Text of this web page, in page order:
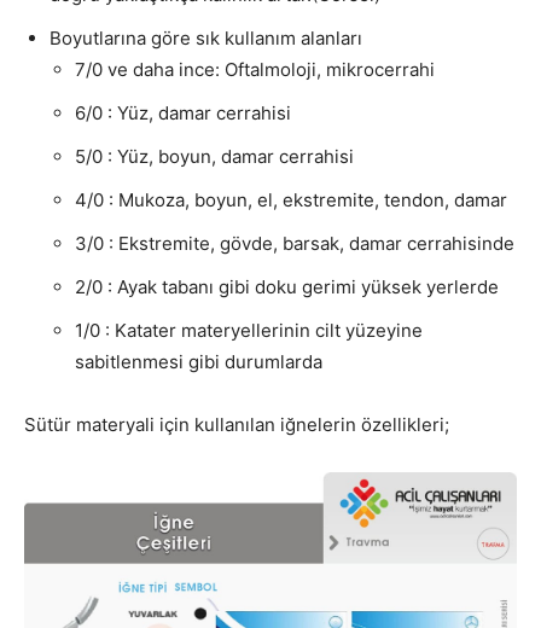
Boyutlarına göre sık kullanım alanları
7/0 ve daha ince: Oftalmoloji, mikrocerrahi
6/0 : Yüz, damar cerrahisi
5/0 : Yüz, boyun, damar cerrahisi
4/0 : Mukoza, boyun, el, ekstremite, tendon, damar
3/0 : Ekstremite, gövde, barsak, damar cerrahisinde
2/0 : Ayak tabanı gibi doku gerimi yüksek yerlerde
1/0 : Katater materyellerinin cilt yüzeyine
sabitlenmesi gibi durumlarda
Sütür materyali için kullanılan iğnelerin özellikleri;